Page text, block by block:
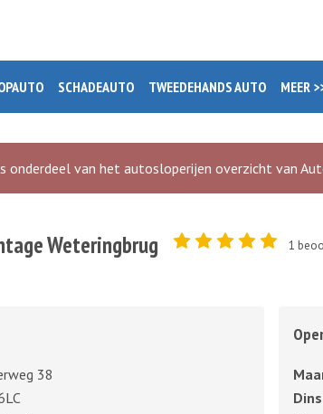
SCHADEAUTO TWEEDEHANDS AUTO MEER
onderdeel van het autosloperijen overzicht van
Weteringbrug 1
38